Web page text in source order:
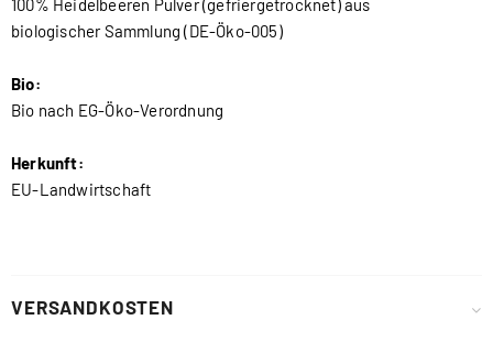
100% Heidelbeeren Pulver (gefriergetrocknet) aus
biologischer Sammlung (DE-Öko-005)
Bio:
Bio nach EG-Öko-Verordnung
Herkunft:
EU-Landwirtschaft
VERSANDKOSTEN